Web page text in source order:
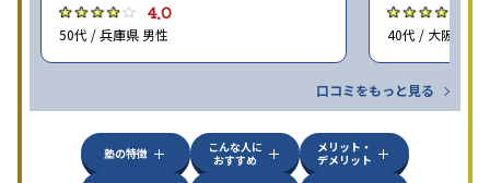
4.0
50代 / 兵庫県 男性 40代 / 大阪府 女
口コミをもっと見る
塾の特徴
こんな人に
おすすめ
メリット・
デメリット